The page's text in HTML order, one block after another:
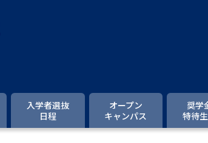
大学
大学で学べる内容
入学者選抜
日程
オープン
キャンパス
奨学
特待